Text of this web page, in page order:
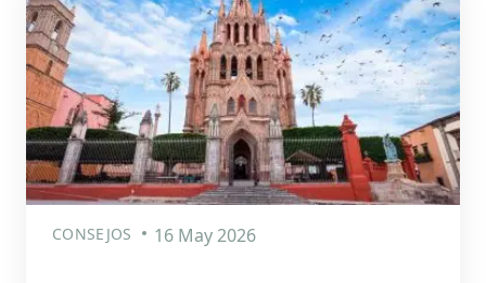
CONSEJOS 16 May 2026